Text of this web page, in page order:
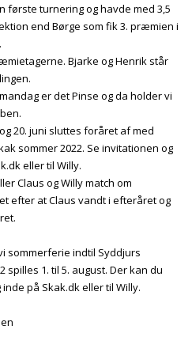
første turnering og havde med 3,5
end Børge som fik 3. præmien i
Bjarke og Henrik står
er det Pinse og da holder vi
20. juni sluttes foråret af med
sommer 2022. Se invitationen og
eller til Willy.
Claus og Willy match om
efter at Claus vandt i efteråret og
sommerferie indtil Syddjurs
spilles 1. til 5. august. Der kan du
på Skak.dk eller til Willy.